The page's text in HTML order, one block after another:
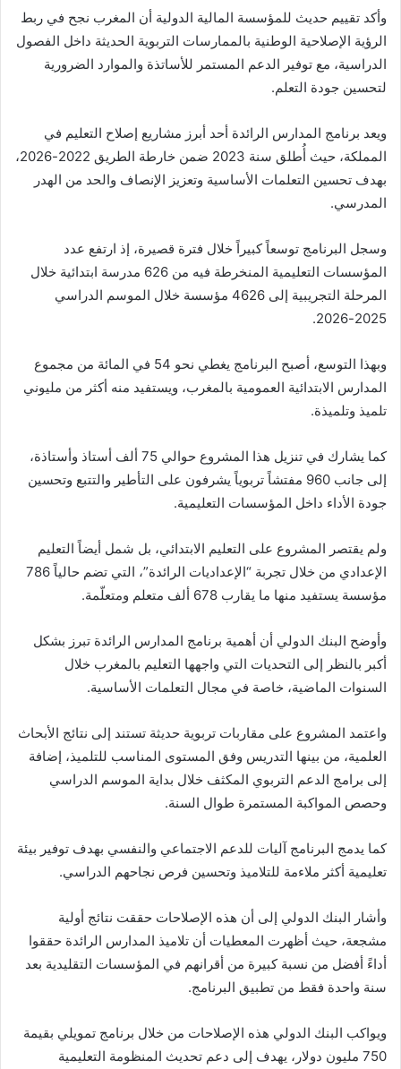
وأكد تقييم حديث للمؤسسة المالية الدولية أن المغرب نجح في ربط
الرؤية الإصلاحية الوطنية بالممارسات التربوية الحديثة داخل الفصول
الدراسية، مع توفير الدعم المستمر للأساتذة والموارد الضرورية
لتحسين جودة التعلم.
ويعد برنامج المدارس الرائدة أحد أبرز مشاريع إصلاح التعليم في
المملكة، حيث أُطلق سنة 2023 ضمن خارطة الطريق 2022-2026،
بهدف تحسين التعلمات الأساسية وتعزيز الإنصاف والحد من الهدر
المدرسي.
وسجل البرنامج توسعاً كبيراً خلال فترة قصيرة، إذ ارتفع عدد
المؤسسات التعليمية المنخرطة فيه من 626 مدرسة ابتدائية خلال
المرحلة التجريبية إلى 4626 مؤسسة خلال الموسم الدراسي
2025-2026.
وبهذا التوسع، أصبح البرنامج يغطي نحو 54 في المائة من مجموع
المدارس الابتدائية العمومية بالمغرب، ويستفيد منه أكثر من مليوني
تلميذ وتلميذة.
كما يشارك في تنزيل هذا المشروع حوالي 75 ألف أستاذ وأستاذة،
إلى جانب 960 مفتشاً تربوياً يشرفون على التأطير والتتبع وتحسين
جودة الأداء داخل المؤسسات التعليمية.
ولم يقتصر المشروع على التعليم الابتدائي، بل شمل أيضاً التعليم
الإعدادي من خلال تجربة “الإعداديات الرائدة”، التي تضم حالياً 786
مؤسسة يستفيد منها ما يقارب 678 ألف متعلم ومتعلّمة.
وأوضح البنك الدولي أن أهمية برنامج المدارس الرائدة تبرز بشكل
أكبر بالنظر إلى التحديات التي واجهها التعليم بالمغرب خلال
السنوات الماضية، خاصة في مجال التعلمات الأساسية.
واعتمد المشروع على مقاربات تربوية حديثة تستند إلى نتائج الأبحاث
العلمية، من بينها التدريس وفق المستوى المناسب للتلميذ، إضافة
إلى برامج الدعم التربوي المكثف خلال بداية الموسم الدراسي
وحصص المواكبة المستمرة طوال السنة.
كما يدمج البرنامج آليات للدعم الاجتماعي والنفسي بهدف توفير بيئة
تعليمية أكثر ملاءمة للتلاميذ وتحسين فرص نجاحهم الدراسي.
وأشار البنك الدولي إلى أن هذه الإصلاحات حققت نتائج أولية
مشجعة، حيث أظهرت المعطيات أن تلاميذ المدارس الرائدة حققوا
أداءً أفضل من نسبة كبيرة من أقرانهم في المؤسسات التقليدية بعد
سنة واحدة فقط من تطبيق البرنامج.
ويواكب البنك الدولي هذه الإصلاحات من خلال برنامج تمويلي بقيمة
750 مليون دولار، يهدف إلى دعم تحديث المنظومة التعليمية